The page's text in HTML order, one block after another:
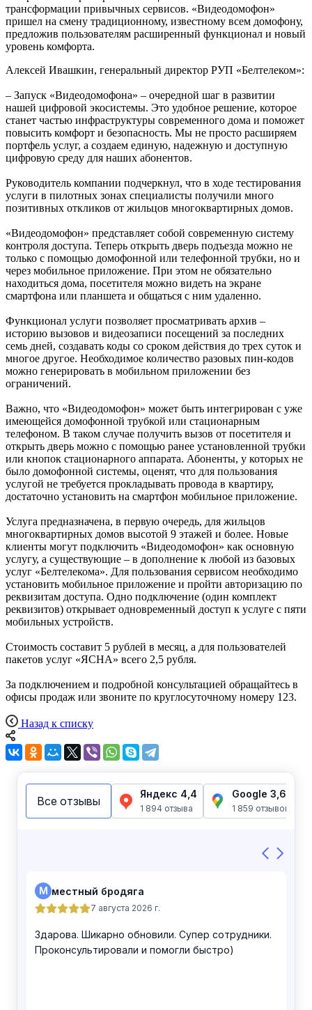
трансформации привычных сервисов. «Видеодомофон»
пришел на смену традиционному, известному всем домофону,
предложив пользователям расширенный функционал и новый
уровень комфорта.
Алексей Ивашкин, генеральный директор РУП «Белтелеком»:
– Запуск «Видеодомофона» – очередной шаг в развитии
нашей цифровой экосистемы. Это удобное решение, которое
станет частью инфраструктуры современного дома и поможет
повысить комфорт и безопасность. Мы не просто расширяем
портфель услуг, а создаем единую, надежную и доступную
цифровую среду для наших абонентов.
Руководитель компании подчеркнул, что в ходе тестирования
услуги в пилотных зонах специалисты получили много
позитивных откликов от жильцов многоквартирных домов.
«Видеодомофон» представляет собой современную систему
контроля доступа. Теперь открыть дверь подъезда можно не
только с помощью домофонной или телефонной трубки, но и
через мобильное приложение. При этом не обязательно
находиться дома, посетителя можно видеть на экране
смартфона или планшета и общаться с ним удаленно.
Функционал услуги позволяет просматривать архив –
историю вызовов и видеозаписи посещений за последних
семь дней, создавать коды со сроком действия до трех суток и
многое другое. Необходимое количество разовых пин-кодов
можно генерировать в мобильном приложении без
ограничений.
Важно, что «Видеодомофон» может быть интегрирован с уже
имеющейся домофонной трубкой или стационарным
телефоном. В таком случае получить вызов от посетителя и
открыть дверь можно с помощью ранее установленной трубки
или кнопок стационарного аппарата. Абоненты, у которых не
было домофонной системы, оценят, что для пользования
услугой не требуется прокладывать провода в квартиру,
достаточно установить на смартфон мобильное приложение.
Услуга предназначена, в первую очередь, для жильцов
многоквартирных домов высотой 9 этажей и более. Новые
клиенты могут подключить «Видеодомофон» как основную
услугу, а существующие – в дополнение к любой из базовых
услуг «Белтелекома». Для пользования сервисом необходимо
установить мобильное приложение и пройти авторизацию по
реквизитам доступа. Одно подключение (один комплект
реквизитов) открывает одновременный доступ к услуге с пяти
мобильных устройств.
Стоимость составит 5 рублей в месяц, а для пользователей
пакетов услуг «ЯСНА» всего 2,5 рубля.
За подключением и подробной консультацией обращайтесь в
офисы продаж или звоните по круглосуточному номеру 123.
Назад к списку